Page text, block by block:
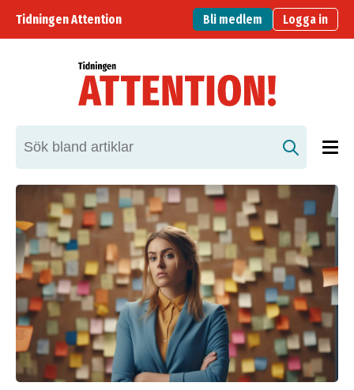
Tidningen Attention Bli medlem Logga in